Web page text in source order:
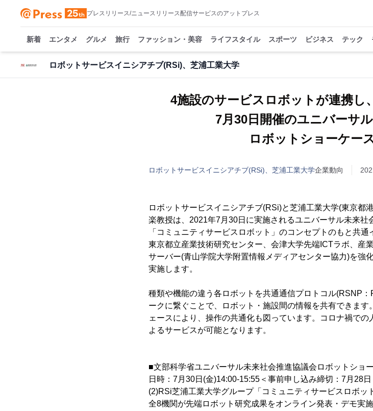
プレスリリース/ニュースリリース配信サービスのアットプレス
新着 エンタメ グルメ 旅行 ファッション・美容 ライフスタイル スポーツ ビジネス テック
ロボットサービスイニシアチブ(RSi)、芝浦工業大学
4施設のサービスロボットが連携し
7月30日開催のユニバーサ
ロボットショーケー
ロボットサービスイニシアチブ(RSi)、芝浦工業大学企業動向
ロボットサービスイニシアチブ(RSi)と芝浦工業大学(東京都
楽教授は、2021年7月30日に実施されるユニバーサル未来社
「コミュニティサービスロボット」のコンセプトのもと共
東京都立産業技術研究センター、会津大学先端ICTラボ、産
サーバー(青山学院大学附置情報メディアセンター協力)を強
実施します。
種類や機能の違う各ロボットを共通通信プロトコル(RSNP
ークに繋ぐことで、ロボット・施設間の情報を共有できま
ェースにより、操作の共通化も図っています。コロナ禍で
よるサービスが可能となります。
■文部科学省ユニバーサル未来社会推進協議会ロボットショ
日時：7月30日(金)14:00-15:55＜事前申し込み締切：7月28日
(2)RSi芝浦工業大学グループ「コミュニティサービスロボッ
全8機関が先端ロボット研究成果をオンライン発表・デモ実施